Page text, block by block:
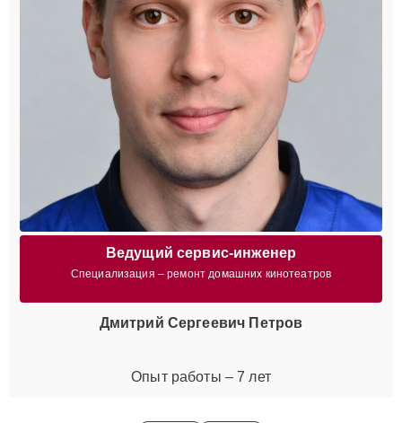
Ведущий сервис-инженер
Специализация – ремонт домашних кинотеатров
Дмитрий Сергеевич Петров
Опыт работы – 7 лет